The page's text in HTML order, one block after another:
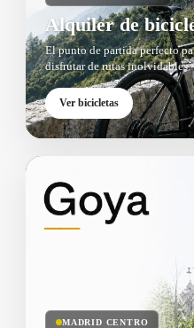
Alquiler de
El punto de partida perfecto
disfrutar de rutas inolvidables.
Ver bicicletas
MADRID CENTRO